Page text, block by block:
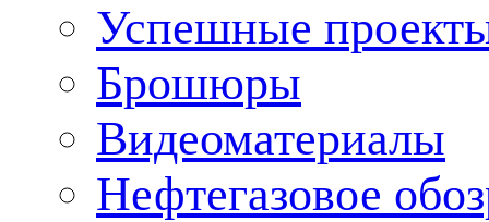
Успешные
Брошюры
Видеоматериалы
Нефтегазовое